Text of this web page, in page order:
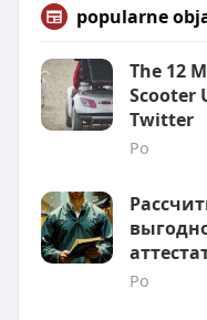
popularne
The 12
Scooter
Twitter
Po
Po